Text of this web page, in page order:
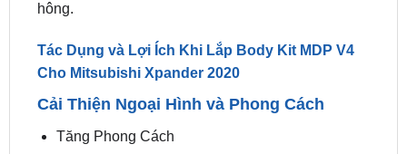
– Được cố định bằng keo 3M và ốc chắc chắn.
– Bộ body kit gồm 4 chi tiết: Ốp cản trước, sau, 2
hông.
Cho Mitsubishi Xpander 2020